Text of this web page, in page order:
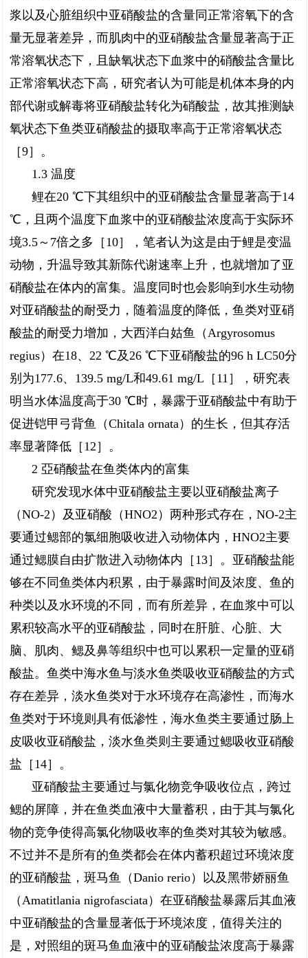
浆以及心脏组织中亚硝酸盐的含量同正常溶氧下的含
量无显著差异，而肌肉中的亚硝酸盐含量显著高于正
常溶氧状态下，且缺氧状态下血浆中的硝酸盐含量比
正常溶氧状态下高，研究者认为可能是机体本身的内
部代谢或解毒将亚硝酸盐转化为硝酸盐，故其推测缺
氧状态下鱼类亚硝酸盐的摄取率高于正常溶氧状态
［9］。
1.3 温度
鲤在20 ℃下其组织中的亚硝酸盐含量显著高于14
℃，且两个温度下血浆中的亚硝酸盐浓度高于实际环
境3.5～7倍之多［10］，笔者认为这是由于鲤是变温
动物，升温导致其新陈代谢速率上升，也就增加了亚
硝酸盐在体内的富集。温度同时也会影响到水生动物
对亚硝酸盐的耐受力，随着温度的降低，鱼类对亚硝
酸盐的耐受力增加，大西洋白姑鱼（Argyrosomus
regius）在18、22 ℃及26 ℃下亚硝酸盐的96 h LC50分
别为177.6、139.5 mg/L和49.61 mg/L［11］，研究表
明当水体温度高于30 ℃时，暴露于亚硝酸盐中有助于
促进铠甲弓背鱼（Chitala ornata）的生长，但其存活
率显著降低［12］。
2 亞硝酸盐在鱼类体内的富集
研究发现水体中亚硝酸盐主要以亚硝酸盐离子
（NO-2）及亚硝酸（HNO2）两种形式存在，NO-2主
要通过鳃部的氯细胞吸收进入动物体内，HNO2主要
通过鳃膜自由扩散进入动物体内［13］。亚硝酸盐能
够在不同鱼类体内积累，由于暴露时间及浓度、鱼的
种类以及水环境的不同，而有所差异，在血浆中可以
累积较高水平的亚硝酸盐，同时在肝脏、心脏、大
脑、肌肉、鳃及鼻等组织中也可以累积一定量的亚硝
酸盐。鱼类中海水鱼与淡水鱼类吸收亚硝酸盐的方式
存在差异，淡水鱼类对于水环境存在高渗性，而海水
鱼类对于环境则具有低渗性，海水鱼类主要通过肠上
皮吸收亚硝酸盐，淡水鱼类则主要通过鳃吸收亚硝酸
盐［14］。
亚硝酸盐主要通过与氯化物竞争吸收位点，跨过
鳃的屏障，并在鱼类血液中大量蓄积，由于其与氯化
物的竞争使得高氯化物吸收率的鱼类对其较为敏感。
不过并不是所有的鱼类都会在体内蓄积超过环境浓度
的亚硝酸盐，斑马鱼（Danio rerio）以及黑带娇丽鱼
（Amatitlania nigrofasciata）在亚硝酸盐暴露后其血液
中亚硝酸盐的含量显著低于环境浓度，值得关注的
是，对照组的斑马鱼血液中的亚硝酸盐浓度高于暴露